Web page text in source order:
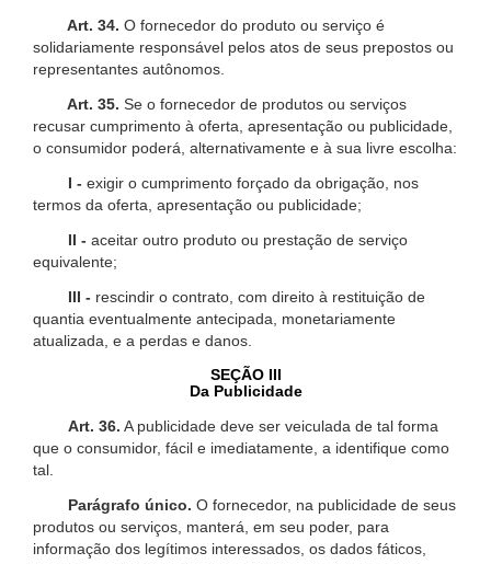
Art. 34. O fornecedor do produto ou serviço é
solidariamente responsável pelos atos de seus prepostos ou
representantes autônomos.
Art. 35. Se o fornecedor de produtos ou serviços
recusar cumprimento à oferta, apresentação ou publicidade,
o consumidor poderá, alternativamente e à sua livre escolha:
I - exigir o cumprimento forçado da obrigação, nos
termos da oferta, apresentação ou publicidade;
II - aceitar outro produto ou prestação de serviço
equivalente;
III - rescindir o contrato, com direito à restituição de
quantia eventualmente antecipada, monetariamente
atualizada, e a perdas e danos.
SEÇÃO III
Da Publicidade
Art. 36. A publicidade deve ser veiculada de tal forma
que o consumidor, fácil e imediatamente, a identifique como
tal.
Parágrafo único. O fornecedor, na publicidade de seus
produtos ou serviços, manterá, em seu poder, para
informação dos legítimos interessados, os dados fáticos,